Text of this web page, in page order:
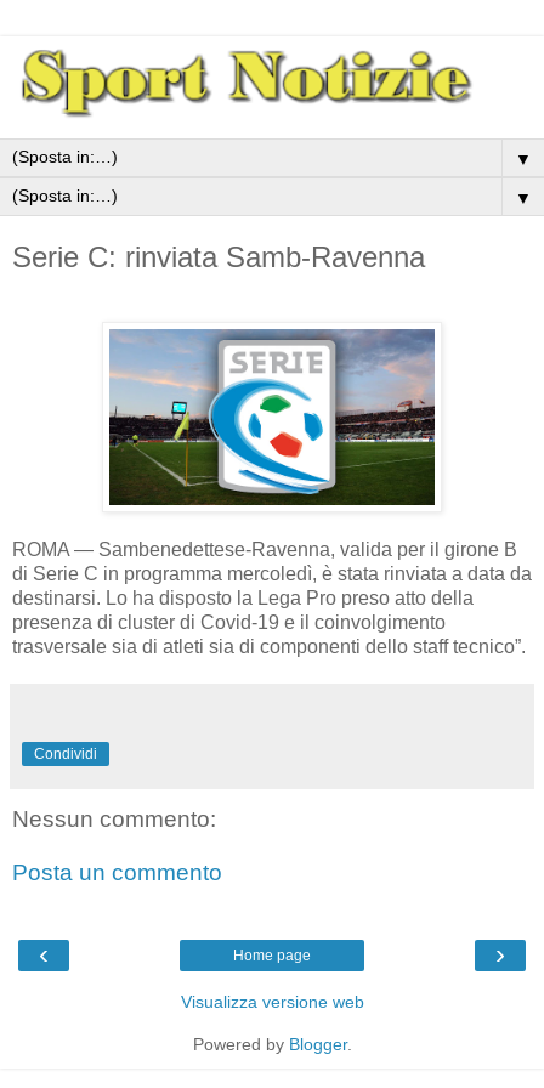
▼
▼
Serie C: rinviata Samb-Ravenna
ROMA — Sambenedettese-Ravenna, valida per il girone B
di Serie C in programma mercoledì, è stata rinviata a data da
destinarsi. Lo ha disposto la Lega Pro preso atto della
presenza di cluster di Covid-19 e il coinvolgimento
trasversale sia di atleti sia di componenti dello staff tecnico”.
Condividi
Nessun commento:
Posta un commento
‹ ›
Home page
Visualizza versione web
Powered by Blogger.